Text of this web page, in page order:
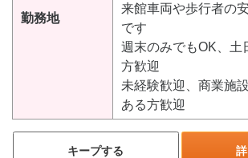
勤務地
来館車両や歩行者の
です
週末のみでもOK、土
方歓迎
未経験歓迎、商業施
ある方歓迎
キープする